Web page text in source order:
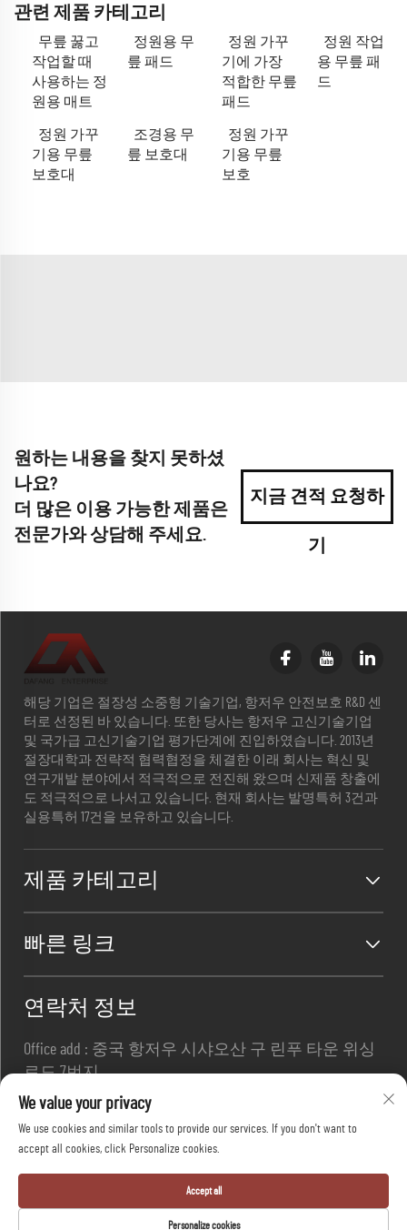
관련 제품 카테고리
무릎 꿇고
작업할 때
사용하는 정
원용 매트
정원용 무
릎 패드
정원 가꾸
기에 가장
적합한 무릎
패드
정원 작업
용 무릎 패
드
정원 가꾸
기용 무릎
보호대
조경용 무
릎 보호대
정원 가꾸
기용 무릎
보호
원하는 내용을 찾지 못하셨
나요?
더 많은 이용 가능한 제품은
전문가와 상담해 주세요.
지금 견적 요청하
기
해당 기업은 절장성 소중형 기술기업, 항저우 안전보호 R&D 센
터로 선정된 바 있습니다. 또한 당사는 항저우 고신기술기업
및 국가급 고신기술기업 평가단계에 진입하였습니다. 2013년
절장대학과 전략적 협력협정을 체결한 이래 회사는 혁신 및
연구개발 분야에서 적극적으로 전진해 왔으며 신제품 창출에
도 적극적으로 나서고 있습니다. 현재 회사는 발명특허 3건과
실용특허 17건을 보유하고 있습니다.
제품 카테고리
빠른 링크
연락처 정보
Office add : 중국 항저우 시샤오산 구 린푸 타운 위싱
로드 7번지
이메일 :[email protected]
전화번호 :
+86-13967169961
Copyright © 항저우 다팡 세이프티 유한회사 모든 권
리 보유 - 개인정보 보호정책- 블로그
We value your privacy
We use cookies and similar tools to provide our services. If you don't want to
accept all cookies, click Personalize cookies.
Personalize cookies
Accept all